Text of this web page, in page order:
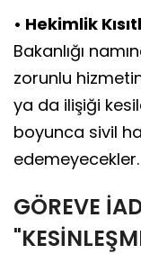
• Hekimlik
Bakanlığı
zorunlu
ya da ilişiği
boyunca sivil
edemeyecekler.
GÖREVE